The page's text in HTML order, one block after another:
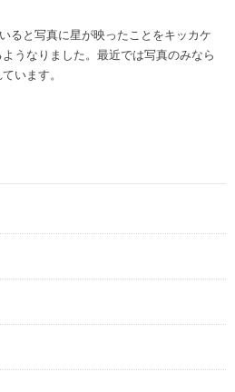
ると写真に星が映ったことをキッカケ
うなりました。最近では写真のみなら
います。